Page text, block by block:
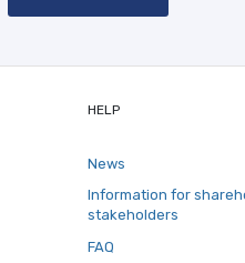
HELP
News
Information for
stakeholders
FAQ